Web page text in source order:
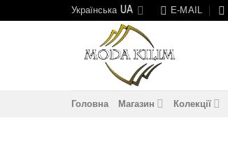
Українська E-MAIL
Головна Магазин Колекції